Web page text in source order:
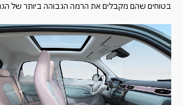
בטוחים שהם מקבלים את הרמה הגבוהה ביותר של